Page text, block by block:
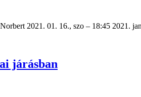
2021. 01. 16., szo – 18:45 2021.
járásban